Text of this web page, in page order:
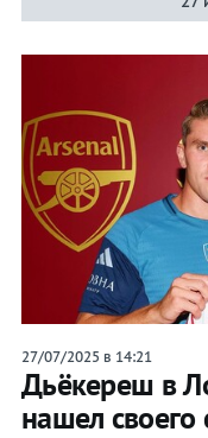
27/07/2025 в 14:21
Дьёкереш в
нашел